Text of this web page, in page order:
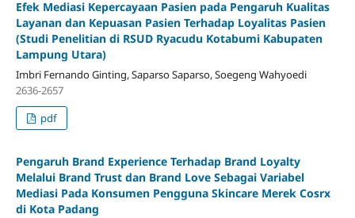
Efek Mediasi Kepercayaan Pasien pada Pengaruh Kualitas
Layanan dan Kepuasan Pasien Terhadap Loyalitas Pasien
(Studi Penelitian di RSUD Ryacudu Kotabumi Kabupaten
Lampung Utara)
Imbri Fernando Ginting, Saparso Saparso, Soegeng Wahyoedi
2636-2657
pdf
Pengaruh Brand Experience Terhadap Brand Loyalty
Melalui Brand Trust dan Brand Love Sebagai Variabel
Mediasi Pada Konsumen Pengguna Skincare Merek Cosrx
di Kota Padang